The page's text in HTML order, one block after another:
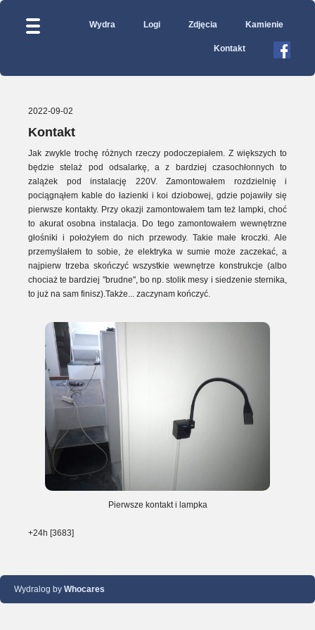
Wydra Logi Zdjęcia Kamienie
Kontakt
2022-09-02
Kontakt
Jak zwykle trochę różnych rzeczy podoczepiałem. Z większych to
będzie stelaż pod odsalarkę, a z bardziej czasochłonnych to
zalążek pod instalację 220V. Zamontowałem rozdzielnię i
pociągnąłem kable do łazienki i koi dziobowej, gdzie pojawiły się
pierwsze kontakty. Przy okazji zamontowałem tam też lampki, choć
to akurat osobna instalacja. Do tego zamontowałem wewnętrzne
głośniki i położyłem do nich przewody. Takie małe kroczki. Ale
przemyślałem to sobie, że elektryka w sumie może zaczekać, a
najpierw trzeba skończyć wszystkie wewnętrze konstrukcje (albo
chociaż te bardziej "brudne", bo np. stolik mesy i siedzenie sternika,
to już na sam finisz).Także... zaczynam kończyć.
Pierwsze kontakt i lampka
+24h [3683]
Wydralog by Whocares